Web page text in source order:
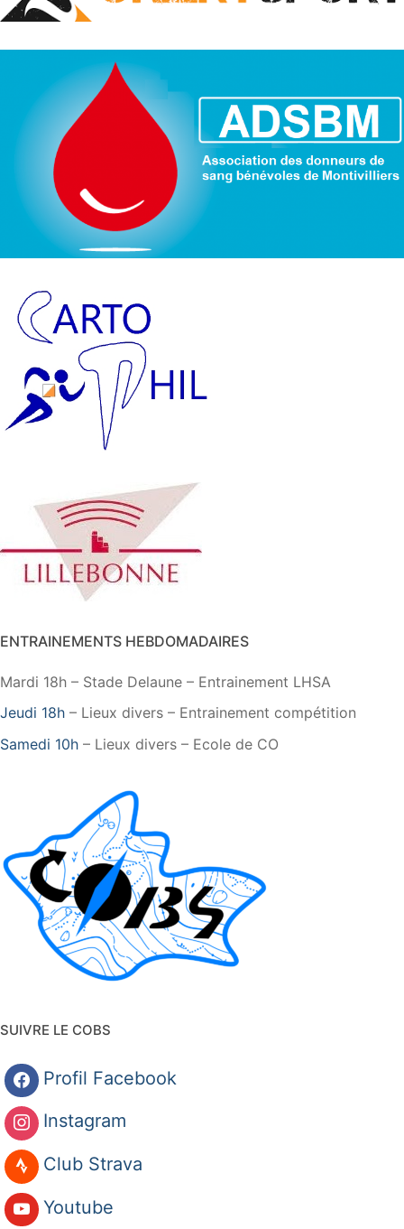
ENTRAINEMENTS HEBDOMADAIRES
Mardi 18h – Stade Delaune – Entrainement LHSA
Jeudi 18h – Lieux divers – Entrainement compétition
Samedi 10h – Lieux divers – Ecole de CO
SUIVRE LE COBS
Profil Facebook
Instagram
Club Strava
Youtube